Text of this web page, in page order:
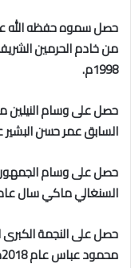
حصل سموه حفظه الله
من خادم الحرمين
1998م.
حصل على وسام النيلين
السابق عمر حسن البشير عام
حصل على وسام
السنغالي ماكي سال عام
حصل على النجمة
محمود عباس عام 2018م.